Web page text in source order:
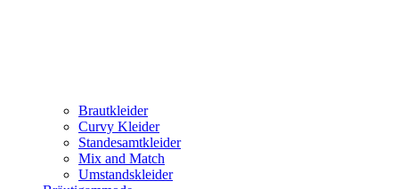
Brautkleider
Curvy Kleider
Standesamtkleider
Mix and Match
Umstandskleider